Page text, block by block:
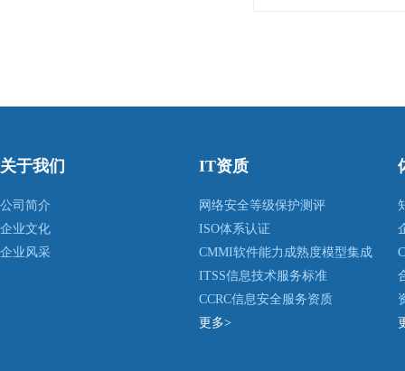
关于我们
公司简介
企业文化
企业风采
IT资质
网络安全等级保护测评
ISO体系认证
CMMI软件能力成熟度模型集成
ITSS信息技术服务标准
CCRC信息安全服务资质
更多>